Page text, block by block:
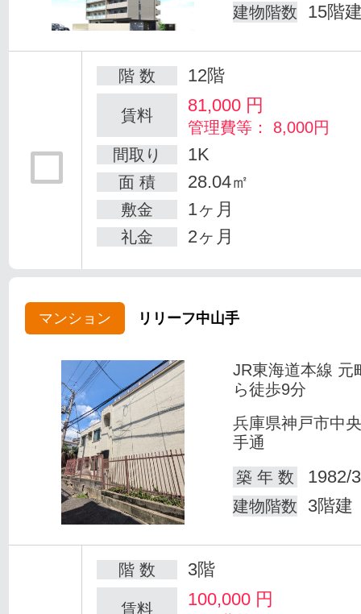
建物階数 15階
階 数 12階
賃料 81,000 円
管理費等： 8,000円
間取り
1K
面 積 28.04㎡
敷金 1ヶ月
礼金 2ヶ月
マンション リリーフ中山手
JR東海道本線 元
ら徒歩9分
兵庫県神戸市中
手通
築 年 数
1982/
建物階数 3階建
階 数 3階
賃料 100,000 円